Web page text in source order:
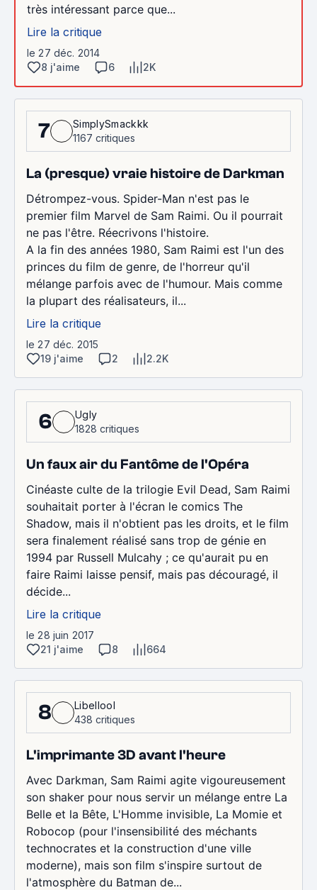
très intéressant parce que...
Lire la critique
le 27 déc. 2014
8 j'aime
6 2K
7
SimplySmackkk
1167 critiques
La (presque) vraie histoire de Darkman
Détrompez-vous. Spider-Man n'est pas le
premier film Marvel de Sam Raimi. Ou il pourrait
ne pas l'être. Réecrivons l'histoire.
A la fin des années 1980, Sam Raimi est l'un des
princes du film de genre, de l'horreur qu'il
mélange parfois avec de l'humour. Mais comme
la plupart des réalisateurs, il...
Lire la critique
le 27 déc. 2015
19 j'aime
2 2.2K
6
Ugly
1828 critiques
Un faux air du Fantôme de l'Opéra
Cinéaste culte de la trilogie Evil Dead, Sam Raimi
souhaitait porter à l'écran le comics The
Shadow, mais il n'obtient pas les droits, et le film
sera finalement réalisé sans trop de génie en
1994 par Russell Mulcahy ; ce qu'aurait pu en
faire Raimi laisse pensif, mais pas découragé, il
décide...
Lire la critique
le 28 juin 2017
21 j'aime
8 664
8
Libellool
438 critiques
L'imprimante 3D avant l'heure
Avec Darkman, Sam Raimi agite vigoureusement
son shaker pour nous servir un mélange entre La
Belle et la Bête, L'Homme invisible, La Momie et
Robocop (pour l'insensibilité des méchants
technocrates et la construction d'une ville
moderne), mais son film s'inspire surtout de
l'atmosphère du Batman de...